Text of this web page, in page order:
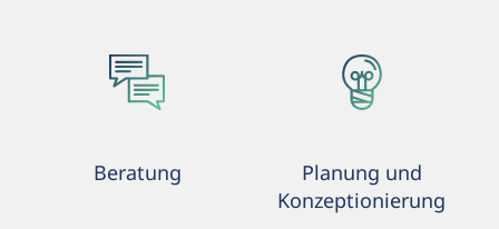
Beratung
Planung und
Konzeptionierung